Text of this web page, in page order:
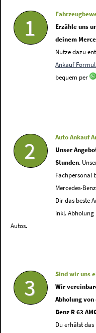
1
Erzähle uns
deinem
Nutze dazu
Ankauf
bequem per
2
Auto Ankauf
Unser
Stunden.
Fachpersonal
Mercedes-
Dir das beste
inkl. Abholung
Autos.
3
Sind wir uns
Wir
Abholung
Benz R 63
Du erhälst